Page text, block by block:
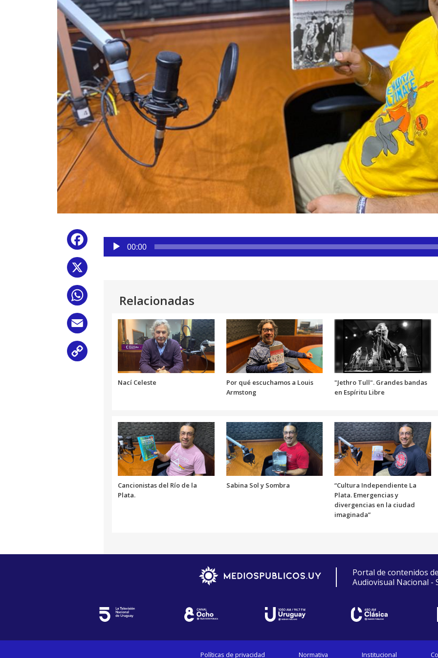
Facebook
WhatsApp
Reproductor
audio
00:00
Relacionadas
Nací Celeste
Por qué escuchamos a Louis
Armstong
"Jethro Tull". Grandes bandas
en Espíritu Libre
Cancionistas del Río de la
Plata.
Sabina Sol y Sombra
“Cultura Independiente La
Plata. Emergencias y
divergencias en la ciudad
imaginada”
Portal de contenidos
Audiovisual Nacional -
Políticas de privacidad Normativa Institucional